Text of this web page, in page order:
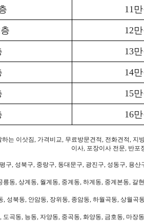
11
12
13
14
15
16
는 이삿짐, 가격비교, 무료방문견적, 전화견적,
이사, 포장이사 전문, 반포
구, 성북구, 중랑구, 동대문구, 광진구, 성동구, 용
릉동, 상계동, 월계동, 중계동, 하계동, 중계본동,
, 성북동, 안암동, 장위동, 종암동, 하월곡동, 상월
도곡동, 능동, 자양동, 중곡동, 화양동, 금호동, 마